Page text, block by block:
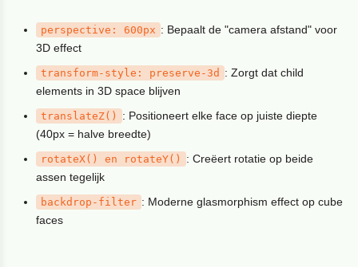
perspective: 600px : Bepaalt de "camera afstand" voor
3D effect
transform-style : preserve-3d : Zorgt dat child
elements in 3D space blijven
translateZ()
: Positioneert elke face op juiste diepte
(40px = halve breedte)
rotateX() en rotateY()
: Creëert rotatie op beide
assen tegelijk
backdrop-filter : Moderne glasmorphism effect op cube
faces